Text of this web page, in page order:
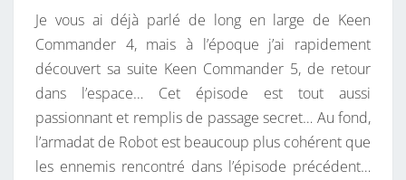
Je vous ai déjà parlé de long en large de Keen
Commander 4, mais à l’époque j’ai rapidement
découvert sa suite Keen Commander 5, de retour
dans l’espace… Cet épisode est tout aussi
passionnant et remplis de passage secret… Au fond,
l’armadat de Robot est beaucoup plus cohérent que
les ennemis rencontré dans l’épisode précédent…